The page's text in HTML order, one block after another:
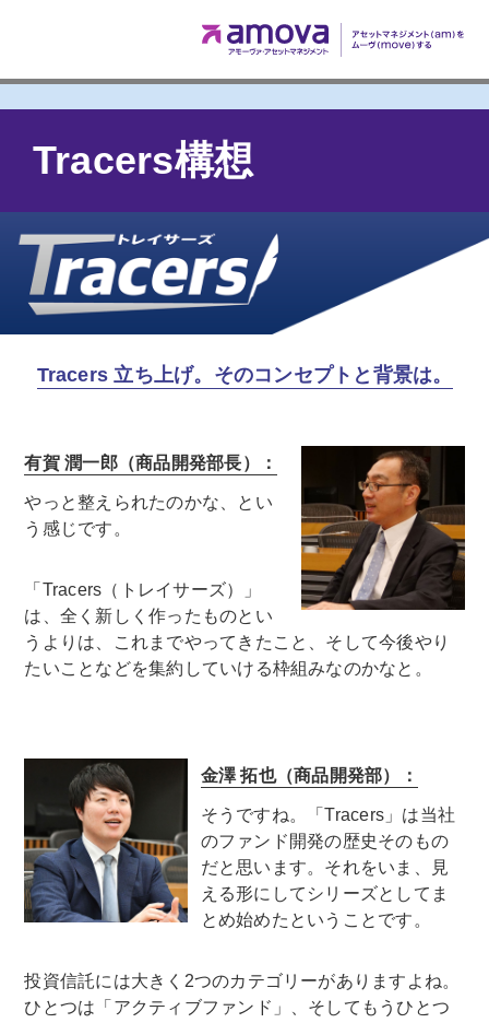
Tracers構想
Tracers 立ち上げ。そのコンセプトと背景は。
有賀 潤一郎（商品開発部長）：
やっと整えられたのかな、とい
う感じです。
「Tracers（トレイサーズ）」
は、全く新しく作ったものとい
うよりは、これまでやってきたこと、そして今後やり
たいことなどを集約していける枠組みなのかなと。
金澤 拓也（商品開発部）：
そうですね。「Tracers」は当社
のファンド開発の歴史そのもの
だと思います。それをいま、見
える形にしてシリーズとしてま
とめ始めたということです。
投資信託には大きく2つのカテゴリーがありますよね。
ひとつは「アクティブファンド」、そしてもうひとつ